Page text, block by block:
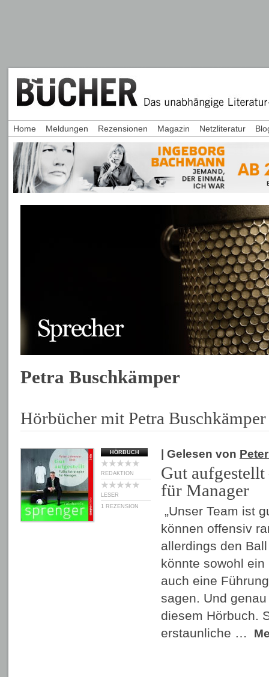
Petra Buschkämper
Hörbücher mit Petra Buschkämper
HÖRBUCH
REDAKTION
LESER
1 REZENSION
| Gelesen von
Gut
für Manager
„Unser Team ist
können offensiv
allerdings den
könnte sowohl
auch eine
sagen. Und
diesem Hörbuch.
erstaunliche …
Home Meldungen Rezensionen Magazin Netzliteratur